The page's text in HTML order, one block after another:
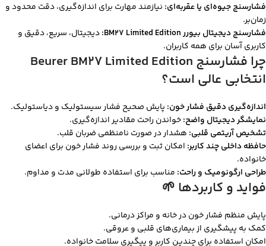
فشارسنج جیوه‌ای یا عقربه‌ای: نیازمند مهارت برای اندازه‌گیری، دقت محدود و
زمان‌بر.
فشارسنج دیجیتال بیورر BM27 Limited Edition:
دیجیتال، سریع، دقیق و
کاربری آسان برای همه کاربران.
چرا فشارسنج Beurer BM27 Limited Edition
انتخابی عالی است؟
اندازه‌گیری دقیق فشار خون: پایش صحیح فشار سیستولیک و دیاستولیک.
نمایشگر دیجیتال واضح:خواندن راحت مقادیر اندازه‌گیری.
تشخیص آریتمی قلبی: هشدار در صورت نامنظمی ضربان قلب.
حافظه داخلی چند کاربر: امکان ثبت و بررسی روند فشار خون برای اعضای
خانواده.
طراحی ارگونومیک و راحت: مناسب برای استفاده طولانی مدت و مداوم.
فواید و کاربردها 🌱
پایش منظم فشار خون در خانه و مراکز درمانی.
کمک به پیشگیری از بیماری‌های قلبی و عروقی.
امکان استفاده برای چندین کاربر و پیگیری سلامت خانواده.